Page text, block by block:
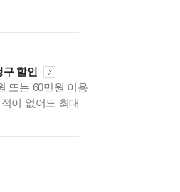
구 할인
또는 60만원 이용
이 없어도 최대